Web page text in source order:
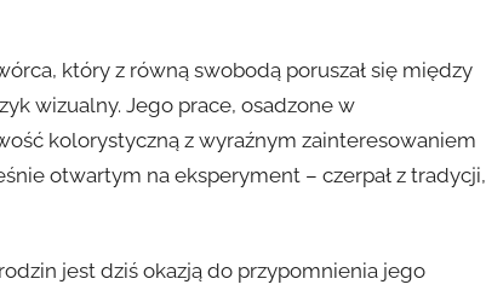
który z równą swobodą poruszał się między
wizualny. Jego prace, osadzone w
kolorystyczną z wyraźnym zainteresowaniem
otwartym na eksperyment – czerpał z tradycji,
jest dziś okazją do przypomnienia jego